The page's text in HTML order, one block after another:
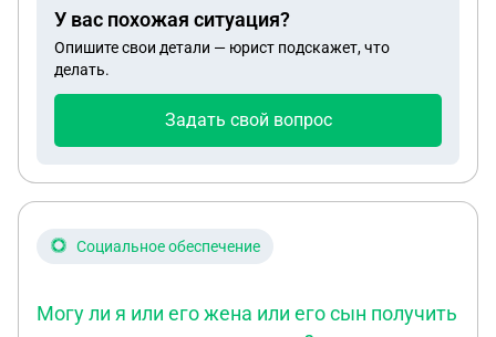
У вас похожая ситуация?
Опишите свои детали — юрист подскажет, что
делать.
Задать свой вопрос
Социальное обеспечение
Могу ли я или его жена или его сын получить